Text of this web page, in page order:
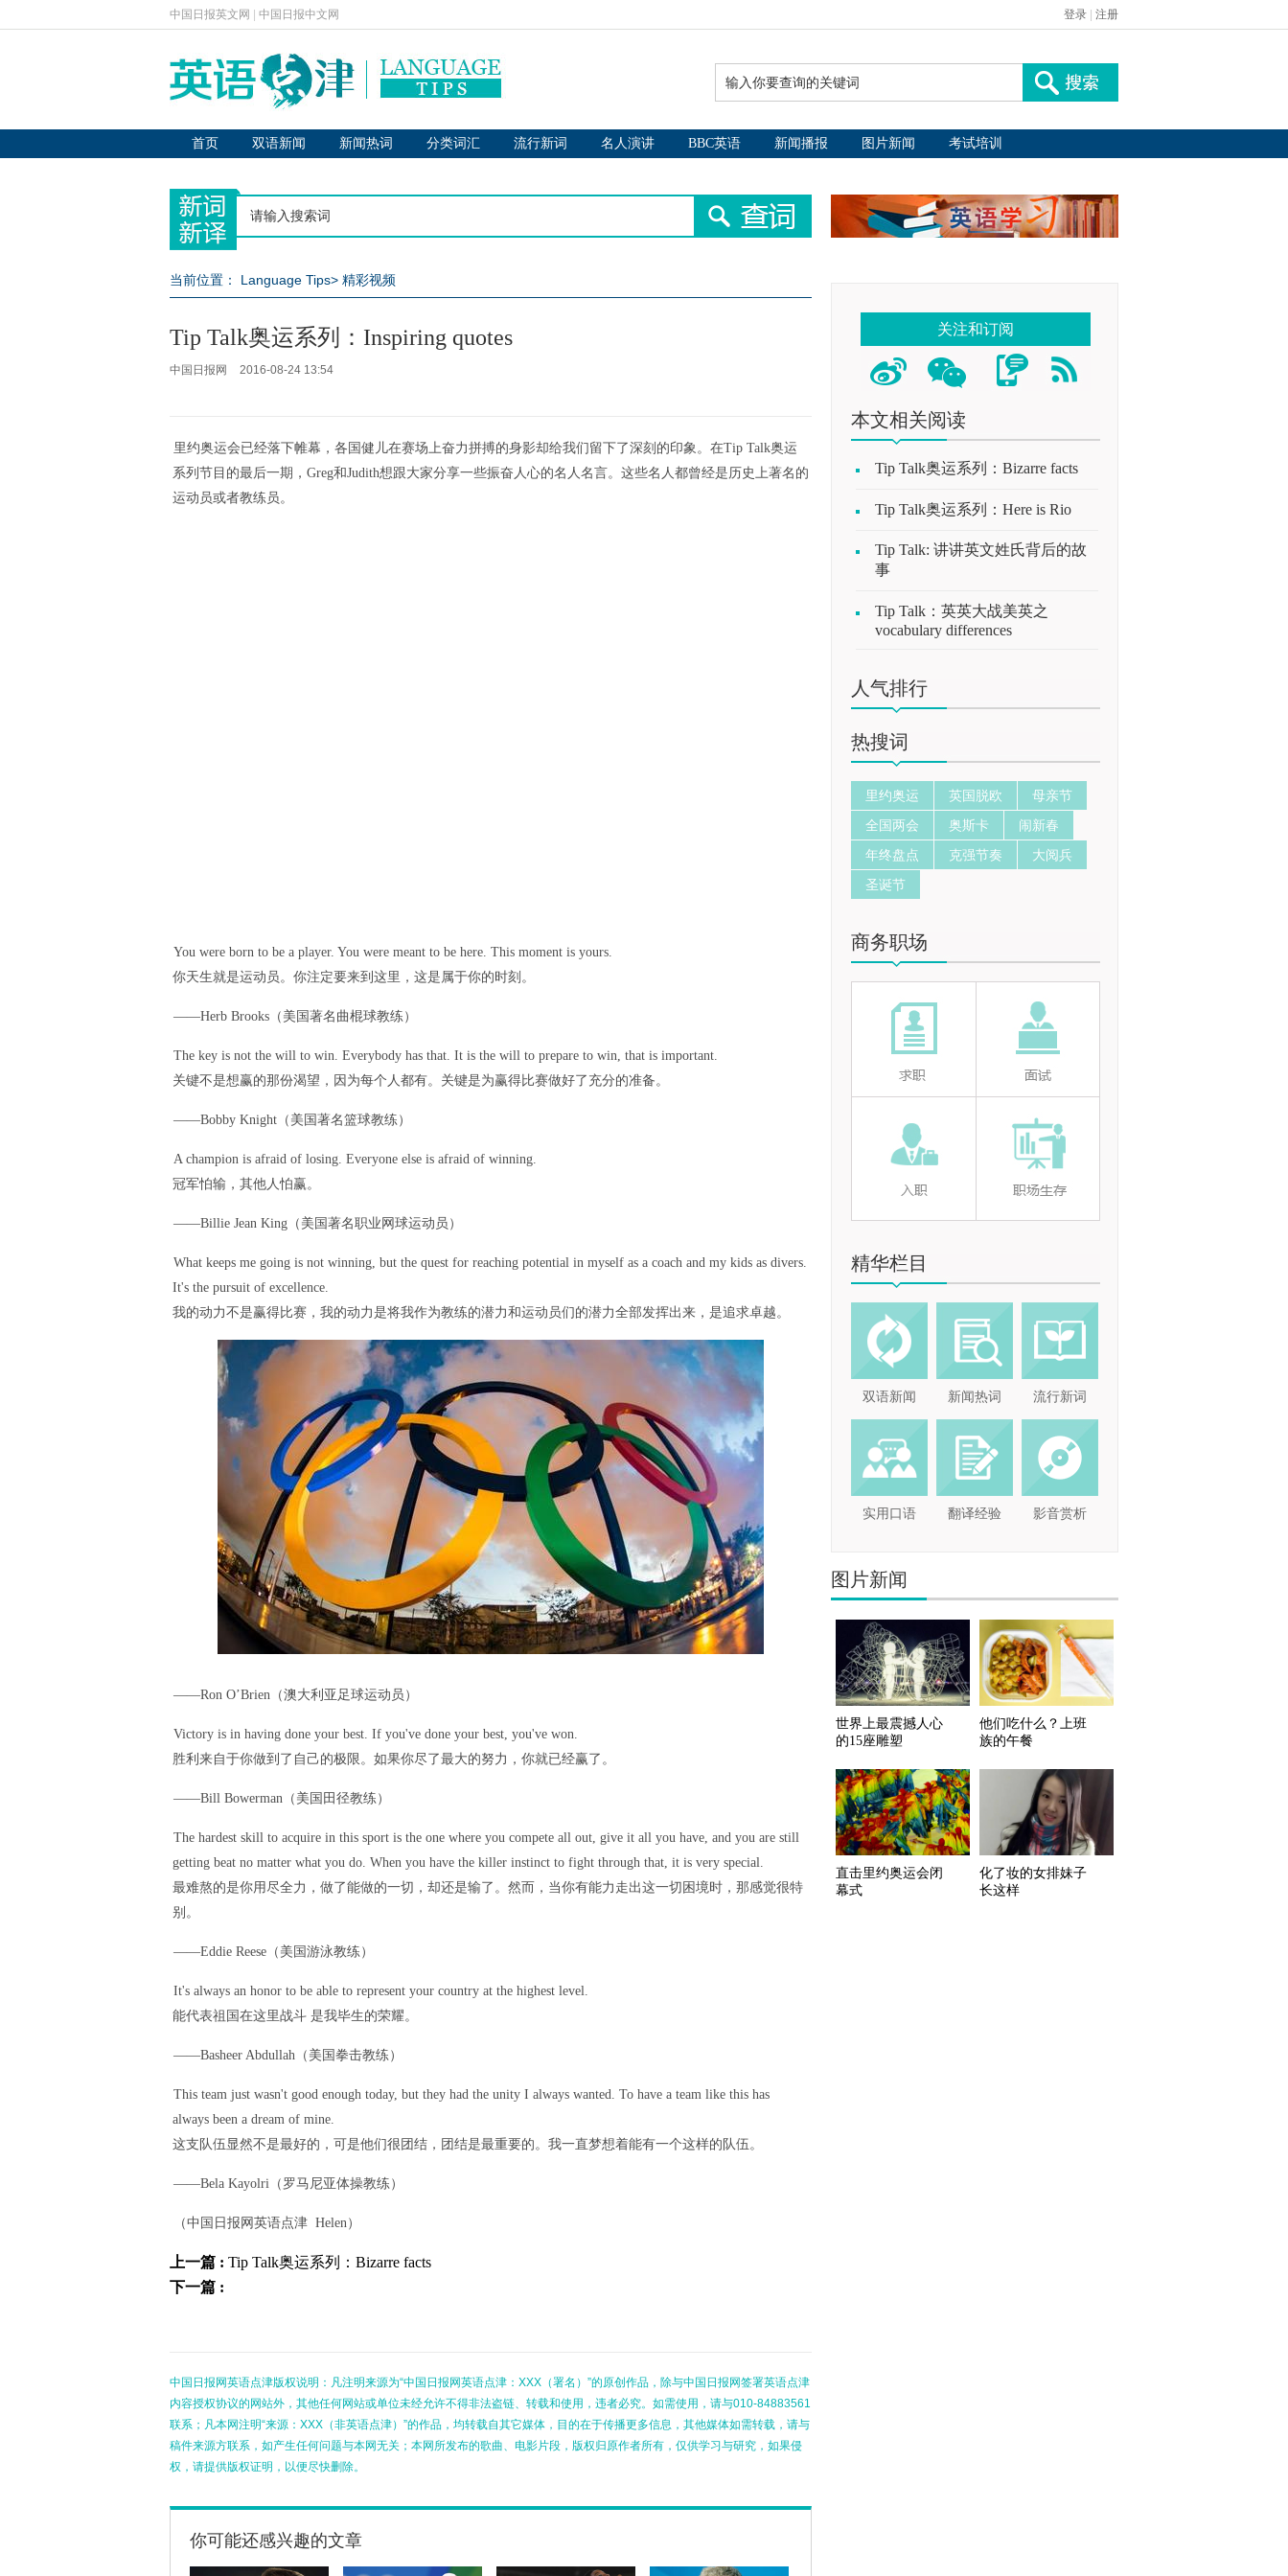
中国日报英文网 中国日报中文网 登录 注册
首页 双语新闻 新闻热词 分类词汇 流行新词 名人演讲 BBC英语 新闻播报 图片新闻 考试培训
当前位置： Language Tips> 精彩视频
Tip Talk奥运系列：Inspiring quotes
中国日报网 2016-08-24 13:54
里约奥运会已经落下帷幕，各国健儿在赛场上奋力拼搏的身影却给我们留下了深刻的印象。在Tip Talk奥运
系列节目的最后一期，Greg和Judith想跟大家分享一些振奋人心的名人名言。这些名人都曾经是历史上著名的
运动员或者教练员。
You were born to be a player. You were meant to be here. This moment is yours.
你天生就是运动员。你注定要来到这里，这是属于你的时刻。
——Herb Brooks（美国著名曲棍球教练）
The key is not the will to win. Everybody has that. It is the will to prepare to win, that is important.
关键不是想赢的那份渴望，因为每个人都有。关键是为赢得比赛做好了充分的准备。
——Bobby Knight（美国著名篮球教练）
A champion is afraid of losing. Everyone else is afraid of winning.
冠军怕输，其他人怕赢。
——Billie Jean King（美国著名职业网球运动员）
What keeps me going is not winning, but the quest for reaching potential in myself as a coach and my kids as divers.
It's the pursuit of excellence.
我的动力不是赢得比赛，我的动力是将我作为教练的潜力和运动员们的潜力全部发挥出来，是追求卓越。
——Ron O’Brien（澳大利亚足球运动员）
Victory is in having done your best. If you've done your best, you've won.
胜利来自于你做到了自己的极限。如果你尽了最大的努力，你就已经赢了。
——Bill Bowerman（美国田径教练）
The hardest skill to acquire in this sport is the one where you compete all out, give it all you have, and you are still
getting beat no matter what you do. When you have the killer instinct to fight through that, it is very special.
最难熬的是你用尽全力，做了能做的一切，却还是输了。然而，当你有能力走出这一切困境时，那感觉很特
别。
——Eddie Reese（美国游泳教练）
It's always an honor to be able to represent your country at the highest level.
能代表祖国在这里战斗 是我毕生的荣耀。
——Basheer Abdullah（美国拳击教练）
This team just wasn't good enough today, but they had the unity I always wanted. To have a team like this has
always been a dream of mine.
这支队伍显然不是最好的，可是他们很团结，团结是最重要的。我一直梦想着能有一个这样的队伍。
——Bela Kayolri（罗马尼亚体操教练）
（中国日报网英语点津 Helen）
上一篇 : Tip Talk奥运系列：Bizarre facts
下一篇 :
中国日报网英语点津版权说明：凡注明来源为“中国日报网英语点津：XXX（署名）”的原创作品，除与中国日报网签署英语点津
内容授权协议的网站外，其他任何网站或单位未经允许不得非法盗链、转载和使用，违者必究。如需使用，请与010-84883561
联系；凡本网注明“来源：XXX（非英语点津）”的作品，均转载自其它媒体，目的在于传播更多信息，其他媒体如需转载，请与
稿件来源方联系，如产生任何问题与本网无关；本网所发布的歌曲、电影片段，版权归原作者所有，仅供学习与研究，如果侵
权，请提供版权证明，以便尽快删除。
你可能还感兴趣的文章
关注和订阅
本文相关阅读
Tip Talk奥运系列：Bizarre facts
Tip Talk奥运系列：Here is Rio
Tip Talk: 讲讲英文姓氏背后的故
事
Tip Talk：英英大战美英之
vocabulary differences
人气排行
热搜词
里约奥运 英国脱欧
母亲节
全国两会
奥斯卡
闹新春
年终盘点
克强节奏
大阅兵
圣诞节
商务职场
精华栏目
双语新闻 新闻热词 流行新词
实用口语 翻译经验 影音赏析
图片新闻
世界上最震撼人心
的15座雕塑
他们吃什么？上班
族的午餐
直击里约奥运会闭
幕式
化了妆的女排妹子
长这样